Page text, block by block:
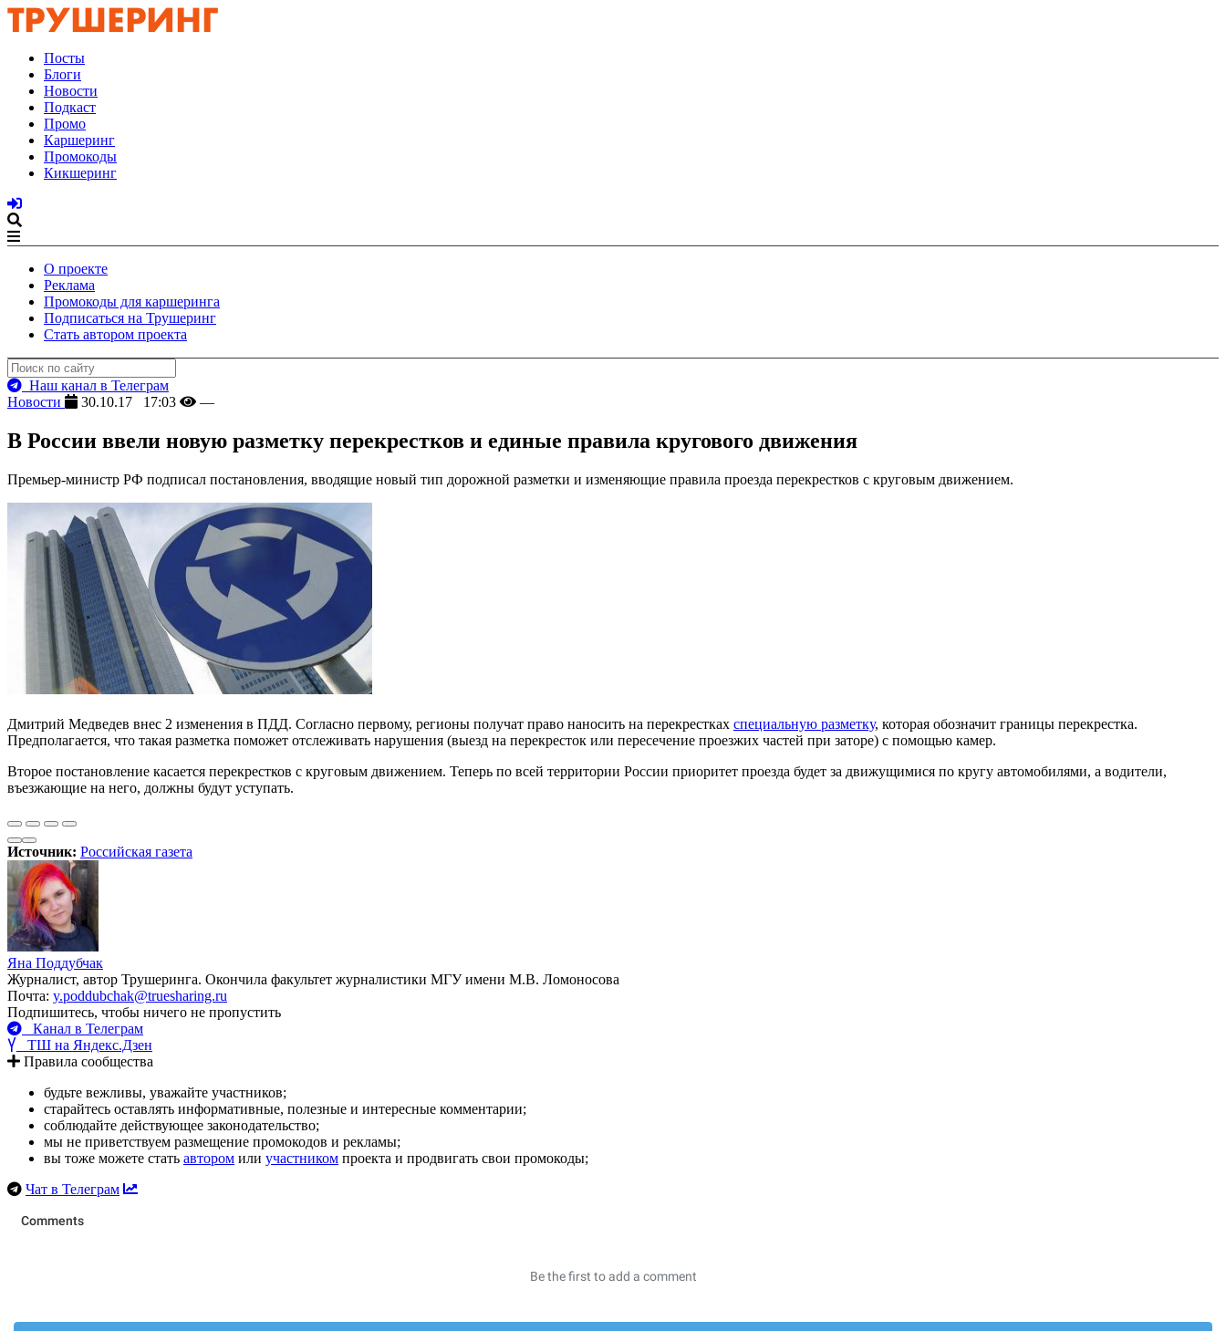
Посты
Блоги
Новости
Подкаст
Промо
Каршеринг
Промокоды
Кикшеринг
О проекте
Реклама
Промокоды для каршеринга
Подписаться на Трушеринг
Стать автором проекта
Наш канал в Телеграм
Новости
30.10.17 17:03 —
В России ввели новую разметку перекрестков и единые правила кругового движения
Премьер-министр РФ подписал постановления, вводящие новый тип дорожной разметки и изменяющие правила проезда перекрестков с круговым движением.
Дмитрий Медведев внес 2 изменения в ПДД. Согласно первому, регионы получат право наносить на перекрестках специальную разметку, которая обозначит границы перекрестка.
Предполагается, что такая разметка поможет отслеживать нарушения (выезд на перекресток или пересечение проезжих частей при заторе) с помощью камер.
Второе постановление касается перекрестков с круговым движением. Теперь по всей территории России приоритет проезда будет за движущимися по кругу автомобилями, а водители,
въезжающие на него, должны будут уступать.
Источник: Российская газета
Яна Поддубчак
Журналист, автор Трушеринга. Окончила факультет журналистики МГУ имени М.В. Ломоносова
Почта: y.poddubchak@truesharing.ru
Подпишитесь, чтобы ничего не пропустить
Канал в Телеграм
ТШ на Яндекс.Дзен
Правила сообщества
будьте вежливы, уважайте участников;
старайтесь оставлять информативные, полезные и интересные комментарии;
соблюдайте действующее законодательство;
мы не приветствуем размещение промокодов и рекламы;
вы тоже можете стать автором или участником проекта и продвигать свои промокоды;
Чат в Телеграм